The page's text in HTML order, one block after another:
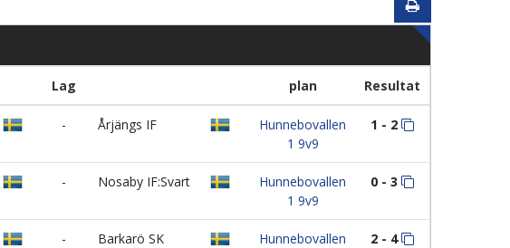
Lag plan Resultat
- Årjängs IF
Hunnebovallen
1 9v9
1 - 2
- Nosaby IF:Svart
Hunnebovallen
1 9v9
0 - 3
- Barkarö SK
Hunnebovallen
2 - 4